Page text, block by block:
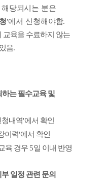
당되시는 분은
'에서 신청해야함.
교육을 수료하지 않는
음.
하는 필수교육 및
내역'에서 확인
이력'에서 확인
육 경우 5일 이내 반영
일정 관련 문의